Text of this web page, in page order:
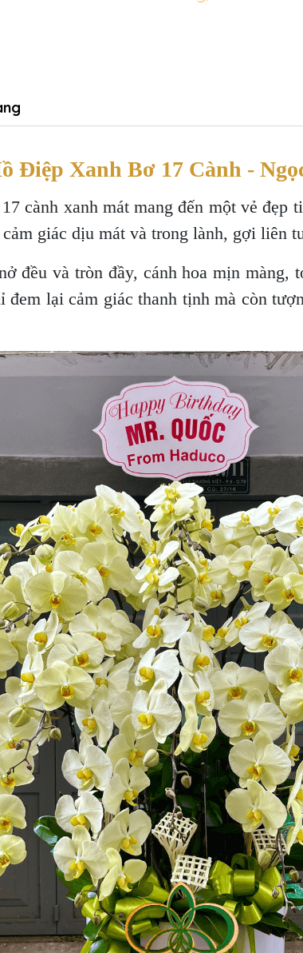
Điệp Xanh Bơ 17 Cành -
cành xanh mát mang đến một vẻ đẹp
giác dịu mát và trong lành, gợi liên
đều và tròn đầy, cánh hoa mịn màng,
lại cảm giác thanh tịnh mà còn